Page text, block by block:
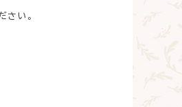
さい。